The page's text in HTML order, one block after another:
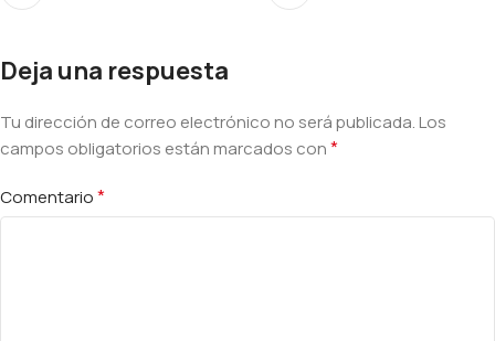
Deja una respuesta
Tu dirección de correo electrónico no será publicada.Los
campos obligatorios están marcados con*
Comentario*
Alternative: